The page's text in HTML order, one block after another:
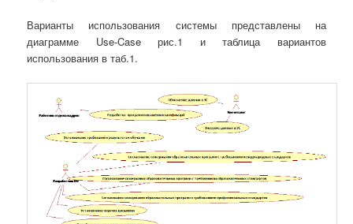
Варианты использования системы представлены на
диаграмме Use-Case рис.1 и таблица вариантов
использования в таб.1.